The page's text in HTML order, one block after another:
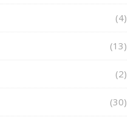
(4)
(13)
(2)
(30)